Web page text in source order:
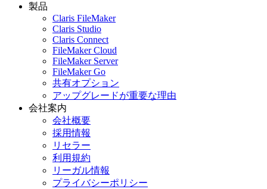
製品
Claris FileMaker
Claris Studio
Claris Connect
FileMaker Cloud
FileMaker Server
FileMaker Go
共有オプション
アップグレードが重要な理由
会社案内
会社概要
採用情報
リセラー
利用規約
リーガル情報
プライバシーポリシー